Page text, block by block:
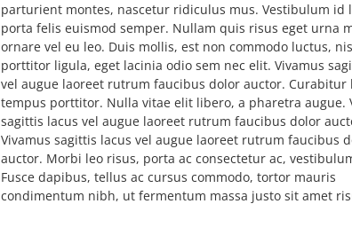
parturient montes, nascetur ridiculus mus. Vestibulum id
porta felis euismod semper. Nullam quis risus eget urna
ornare vel eu leo. Duis mollis, est non commodo luctus,
porttitor ligula, eget lacinia odio sem nec elit. Vivamus
vel augue laoreet rutrum faucibus dolor auctor. Curabitur
tempus porttitor. Nulla vitae elit libero, a pharetra augue.
sagittis lacus vel augue laoreet rutrum faucibus dolor
Vivamus sagittis lacus vel augue laoreet rutrum faucibus
auctor. Morbi leo risus, porta ac consectetur ac,
Fusce dapibus, tellus ac cursus commodo, tortor mauris
condimentum nibh, ut fermentum massa justo sit amet